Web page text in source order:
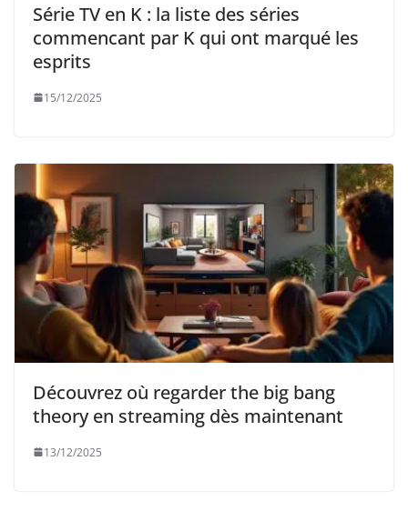
Série TV en K : la liste des séries
commencant par K qui ont marqué les
esprits
15/12/2025
Découvrez où regarder the big bang
theory en streaming dès maintenant
13/12/2025